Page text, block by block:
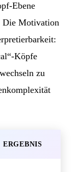
Ebene
Die Motivation
Köpfe
zu
ERGEBNIS